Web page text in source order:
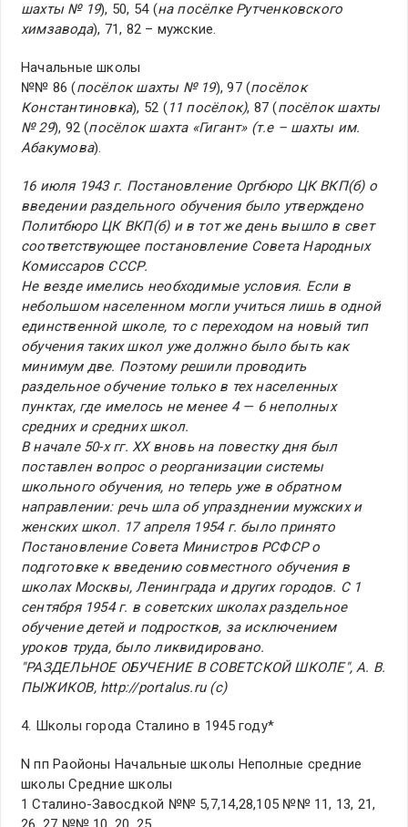
шахты № 19), 50, 54 (на посёлке Рутченковского
химзавода), 71, 82 – мужские.
Начальные школы
№№ 86 (посёлок шахты № 19), 97 (посёлок
Константиновка), 52 (11 посёлок), 87 (посёлок шахты
№ 29), 92 (посёлок шахта «Гигант» (т.е – шахты им.
Абакумова).
16 июля 1943 г. Постановление Оргбюро ЦК ВКП(б) о
введении раздельного обучения было утверждено
Политбюро ЦК ВКП(б) и в тот же день вышло в свет
соответствующее постановление Совета Народных
Комиссаров СССР.
Не везде имелись необходимые условия. Если в
небольшом населенном могли учиться лишь в одной
единственной школе, то с переходом на новый тип
обучения таких школ уже должно было быть как
минимум две. Поэтому решили проводить
раздельное обучение только в тех населенных
пунктах, где имелось не менее 4 — 6 неполных
средних и средних школ.
В начале 50-х гг. XX вновь на повестку дня был
поставлен вопрос о реорганизации системы
школьного обучения, но теперь уже в обратном
направлении: речь шла об упразднении мужских и
женских школ. 17 апреля 1954 г. было принято
Постановление Совета Министров РСФСР о
подготовке к введению совместного обучения в
школах Москвы, Ленинграда и других городов. С 1
сентября 1954 г. в советских школах раздельное
обучение детей и подростков, за исключением
уроков труда, было ликвидировано.
"РАЗДЕЛЬНОЕ ОБУЧЕНИЕ В СОВЕТСКОЙ ШКОЛЕ", А. В.
ПЫЖИКОВ, http://portalus.ru (c)
4. Школы города Сталино в 1945 году*
N пп Раойоны Начальные школы Неполные средние
школы Средние школы
1 Сталино-Завосдкой №№ 5,7,14,28,105 №№ 11, 13, 21,